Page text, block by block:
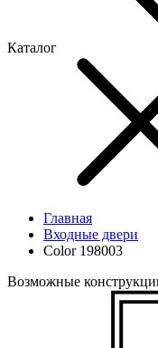
Каталог
Главная
Входные двери
Color 198003
Возможные